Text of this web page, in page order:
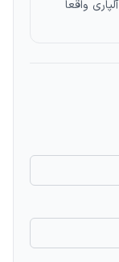
واقعا